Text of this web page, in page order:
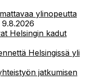
ylinopeutta
9.8.2026
Helsingin kadut
Helsingissä yli
jatkumisen